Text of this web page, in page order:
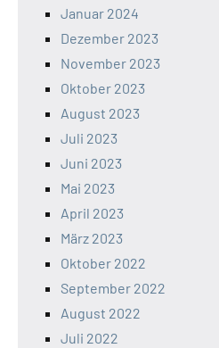
Januar 2024
Dezember 2023
November 2023
Oktober 2023
August 2023
Juli 2023
Juni 2023
Mai 2023
April 2023
März 2023
Oktober 2022
September 2022
August 2022
Juli 2022